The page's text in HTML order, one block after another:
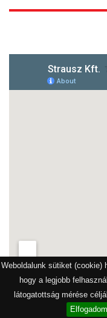
Weboldalunk sütiket (cookie)
hogy a legjobb
látogatottság mérése
Elfogadom